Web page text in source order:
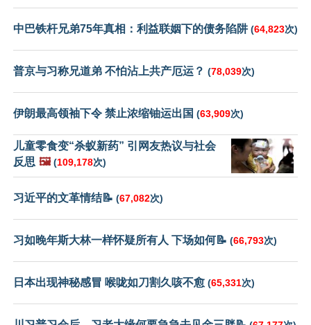
中巴铁杆兄弟75年真相：利益联姻下的债务陷阱(64,823次)
普京与习称兄道弟 不怕沾上共产厄运？ (78,039次)
伊朗最高领袖下令 禁止浓缩铀运出国 (63,909次)
儿童零食变“杀蚁新药” 引网友热议与社会
反思 🖼️ (109,178次)
习近平的文革情结📝 (67,082次)
习如晚年斯大林一样怀疑所有人 下场如何📝 (66,793次)
日本出现神秘感冒 喉咙如刀割久咳不愈 (65,331次)